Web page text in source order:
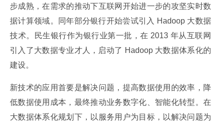
步成熟，在需求的推动下互联网开始进一步的攻坚实时数
据计算领域。同年部分银行开始尝试引入 Hadoop 大数据
技术。民生银行作为银行业第一批，在 2013 年从互联网
引入了大数据专业才人，启动了 Hadoop 大数据体系化的
建设。
新技术的应用首要是解决问题，提高数据使用的效率，降
低数据使用成本，最终推动业务数字化、智能化转型。在
大数据体系化规划下，以服务用户为目标，以解决问题为